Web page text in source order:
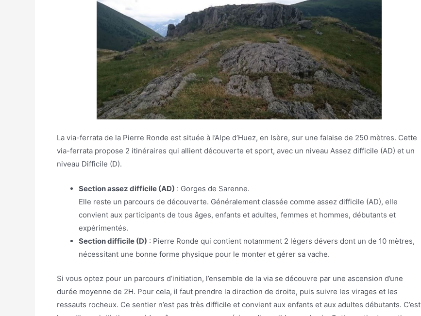
La via-ferrata de la Pierre Ronde est située à l’Alpe d’Huez, en Isère, sur une falaise de 250 mètres. Cette
via-ferrata propose 2 itinéraires qui allient découverte et sport, avec un niveau Assez difficile (AD) et un
niveau Difficile (D).
Section assez difficile (AD) : Gorges de Sarenne.
Elle reste un parcours de découverte. Généralement classée comme assez difficile (AD), elle
convient aux participants de tous âges, enfants et adultes, femmes et hommes, débutants et
expérimentés.
Section difficile (D) : Pierre Ronde qui contient notamment 2 légers dévers dont un de 10 mètres,
nécessitant une bonne forme physique pour le monter et gérer sa vache.
Si vous optez pour un parcours d’initiation, l’ensemble de la via se découvre par une ascension d’une
durée moyenne de 2H. Pour cela, il faut prendre la direction de droite, puis suivre les virages et les
ressauts rocheux. Ce sentier n’est pas très difficile et convient aux enfants et aux adultes débutants. C’est